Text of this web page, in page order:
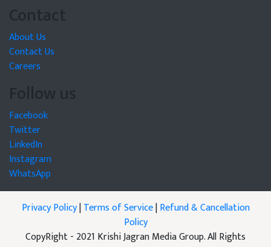
Contact
About Us
Contact Us
Careers
Follow us
Facebook
Twitter
LinkedIn
Instagram
WhatsApp
Privacy Policy|Terms of Service|Refund & Cancellation
Policy
CopyRight - 2021 Krishi Jagran Media Group. All Rights